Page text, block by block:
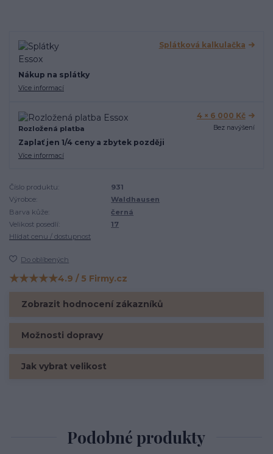
Splátková kalkulačka
Nákup na splátky
Více informací
Rozložená platba
4 × 6 000 Kč
Bez navýšení
Zaplať jen 1/4 ceny a zbytek později
Více informací
Číslo produktu:
931
Výrobce:
Waldhausen
Barva kůže:
černá
Velikost posedlí:
17
Hlídat cenu / dostupnost
Do oblíbených
Hodnocení na Firmy.cz
★★★★★4.9 / 5 Firmy.cz
Zobrazit hodnocení zákazníků
Možnosti dopravy
Jak vybrat velikost
Podobné produkty